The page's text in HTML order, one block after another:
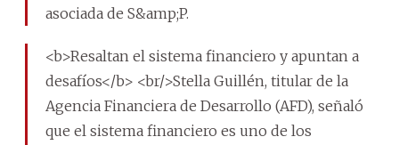
asociada de S&amp;P.
<b>Resaltan el sistema financiero y apuntan a
desafíos</b> <br/>Stella Guillén, titular de la
Agencia Financiera de Desarrollo (AFD), señaló
que el sistema financiero es uno de los